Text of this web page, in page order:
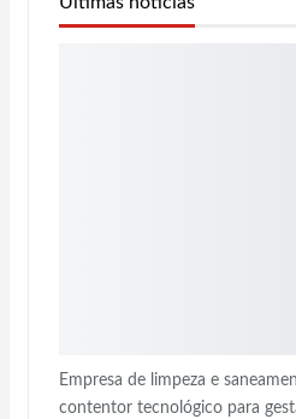
Empresa de limpeza e
contentor tecnológico para